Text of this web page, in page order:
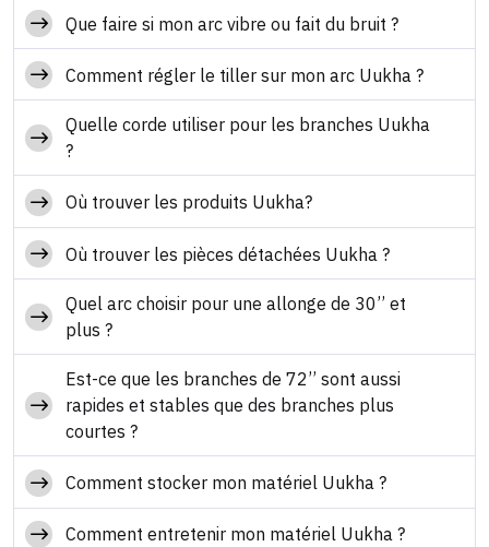
Que faire si mon arc vibre ou fait du bruit ?
Comment régler le tiller sur mon arc Uukha ?
Quelle corde utiliser pour les branches Uukha
?
Où trouver les produits Uukha?
Où trouver les pièces détachées Uukha ?
Quel arc choisir pour une allonge de 30’’ et
plus ?
Est-ce que les branches de 72’’ sont aussi
rapides et stables que des branches plus
courtes ?
Comment stocker mon matériel Uukha ?
Comment entretenir mon matériel Uukha ?